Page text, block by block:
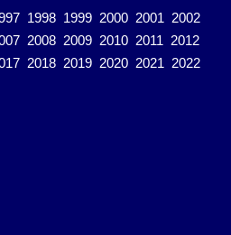
1998 1999 2000 2001 2002
2008 2009 2010 2011 2012
2018 2019 2020 2021 2022